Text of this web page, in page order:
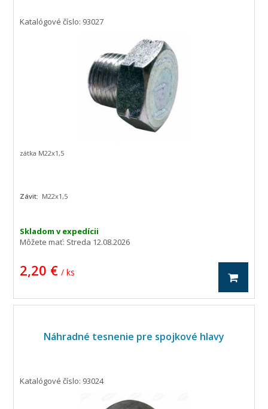
Katalógové číslo: 93027
Skladom v expedícii
Môžete mať: Streda 12.08.2026
2,20 € / ks
zátka M22x1,5
Závit: M22x1,5
Náhradné tesnenie pre spojkové hlavy
Katalógové číslo: 93024